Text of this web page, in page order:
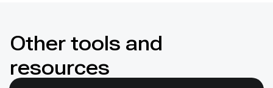
Other tools and
resources